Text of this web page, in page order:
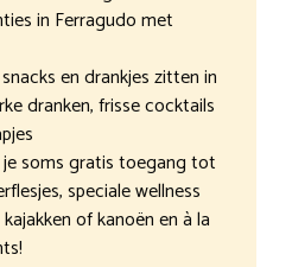
in Ferragudo met
en drankjes zitten in
dranken, frisse cocktails
je soms gratis toegang tot
speciale wellness
of kanoën en à la